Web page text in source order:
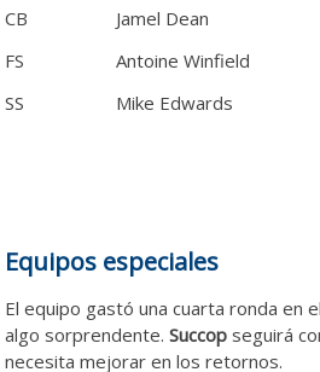
CB
Jamel Dean
FS
Antoine Winfield
SS
Mike Edwards
Equipos especiales
El equipo gastó una cuarta ronda en el
algo sorprendente.Succop seguirá
necesita mejorar en los retornos.